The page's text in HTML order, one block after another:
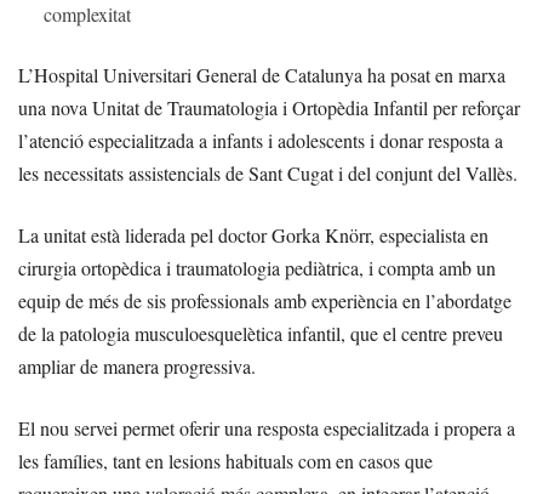
complexitat
L’Hospital Universitari General de Catalunya ha posat en marxa
una nova Unitat de Traumatologia i Ortopèdia Infantil per reforçar
l’atenció especialitzada a infants i adolescents i donar resposta a
les necessitats assistencials de Sant Cugat i del conjunt del Vallès.
La unitat està liderada pel doctor Gorka Knörr, especialista en
cirurgia ortopèdica i traumatologia pediàtrica, i compta amb un
equip de més de sis professionals amb experiència en l’abordatge
de la patologia musculoesquelètica infantil, que el centre preveu
ampliar de manera progressiva.
El nou servei permet oferir una resposta especialitzada i propera a
les famílies, tant en lesions habituals com en casos que